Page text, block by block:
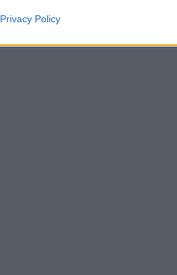
Privacy Policy